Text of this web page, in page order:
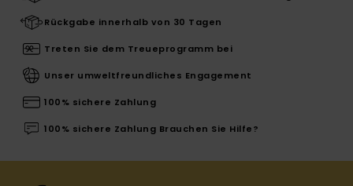
Rückgabe innerhalb von 30 Tagen
Treten Sie dem Treueprogramm bei
Unser umweltfreundliches Engagement
100% sichere Zahlung
100% sichere Zahlung Brauchen Sie Hilfe?